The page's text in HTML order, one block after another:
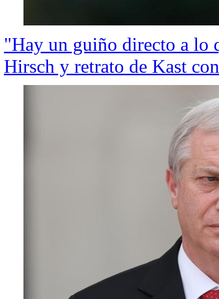
"Hay un guiño directo a lo
Hirsch y retrato de Kast